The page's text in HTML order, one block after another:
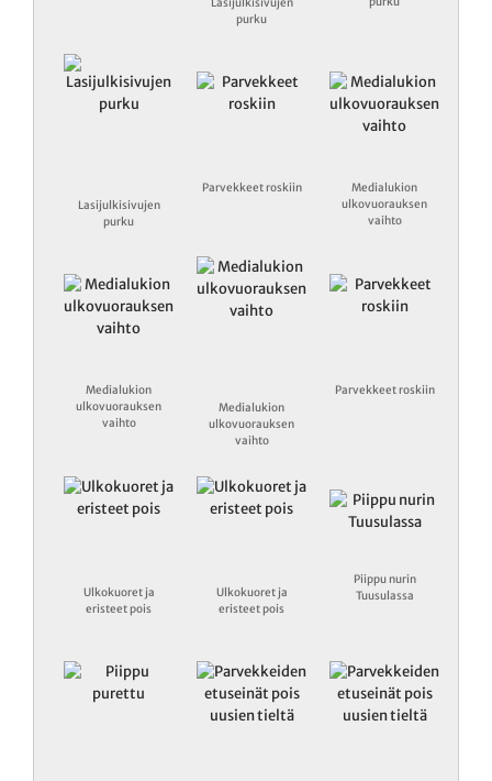
purku
Lasijulkisivujen
purku
Parvekkeet roskiin
Medialukion
ulkovuorauksen
vaihto
Medialukion
ulkovuorauksen
vaihto
Medialukion
ulkovuorauksen
vaihto
Parvekkeet roskiin
Ulkokuoret ja
eristeet pois
Ulkokuoret ja
eristeet pois
Piippu nurin
Tuusulassa